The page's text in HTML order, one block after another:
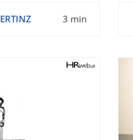
3 min